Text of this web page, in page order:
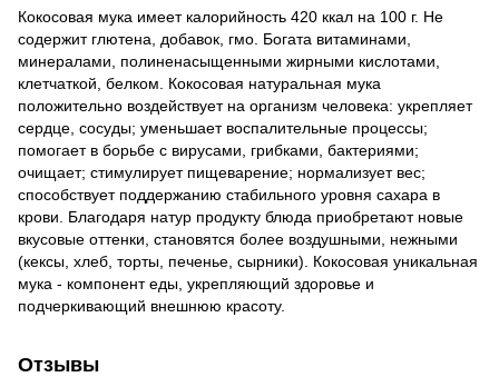
Кокосовая мука имеет калорийность 420 ккал на 100 г. Не
содержит глютена, добавок, гмо. Богата витаминами,
минералами, полиненасыщенными жирными кислотами,
клетчаткой, белком. Кокосовая натуральная мука
положительно воздействует на организм человека: укрепляет
сердце, сосуды; уменьшает воспалительные процессы;
помогает в борьбе с вирусами, грибками, бактериями;
очищает; стимулирует пищеварение; нормализует вес;
способствует поддержанию стабильного уровня сахара в
крови. Благодаря натур продукту блюда приобретают новые
вкусовые оттенки, становятся более воздушными, нежными
(кексы, хлеб, торты, печенье, сырники). Кокосовая уникальная
мука - компонент еды, укрепляющий здоровье и
подчеркивающий внешнюю красоту.
Отзывы